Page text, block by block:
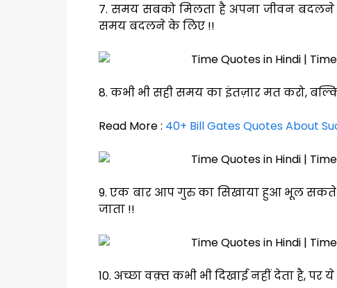
7. समय सबको मिलता है अपना जीवन बदलने
समय बदलने के लिए !!
8. कभी भी सही समय का इंतज़ार मत करो,
Read More : 40+ Bill Gates Quotes About
9. एक बार आप गुरु का सिखाया हुआ भूल सकते
जाता !!
10. अच्छा वक़्त कभी भी दिखाई नहीं देता है,